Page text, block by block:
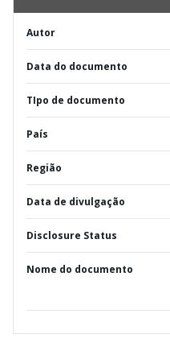
Autor
Data do documento
TIpo de documento
País
Região
Data de divulgação
Disclosure Status
Nome do documento